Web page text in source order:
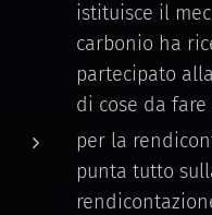
istituisce il
carbonio ha
partecipato
di cose da
per la
punta tutto